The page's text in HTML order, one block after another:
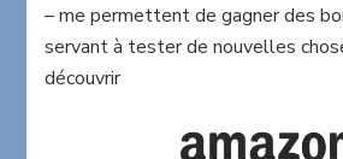
– me permettent de gagner des
servant à tester de nouvelles
découvrir